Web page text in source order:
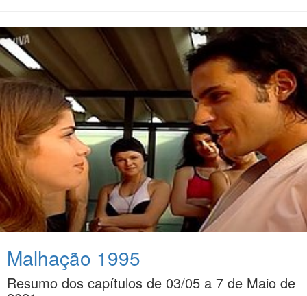
Malhação 1995
Resumo dos capítulos de 03/05 a 7 de Maio de